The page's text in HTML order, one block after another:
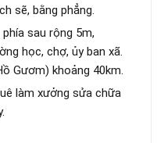
sẽ, bằng phẳng.
sau rộng 5m,
học, chợ, ủy ban xã.
Gươm) khoảng 40km.
làm xưởng sửa chữa